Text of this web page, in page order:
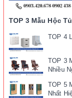
TOP 3 Mẫu Hộc
TOP 4
TOP 3
Nhiều
TOP 5
Nhất